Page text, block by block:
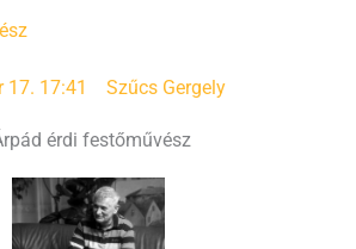
17. 17:41 Szűcs Gergely
érdi festőművész